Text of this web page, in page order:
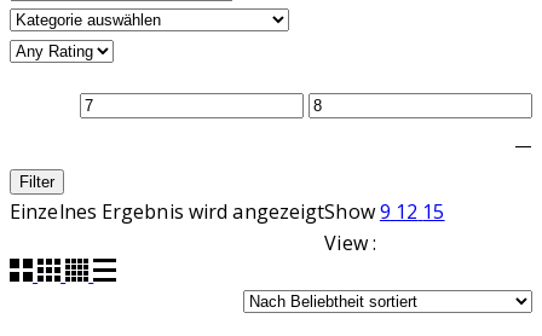
for:
—
Filter
Einzelnes Ergebnis wird angezeigtShow9 12 15
View :